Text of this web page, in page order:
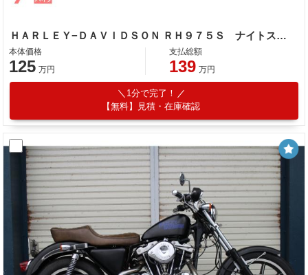
ＨＡＲＬＥＹ−ＤＡＶＩＤＳＯＮ ＲＨ９７５Ｓ ナイトスタースペシャル ＡＢＳ 前後ブレーキｂｒｅｍｂｏ クルーズコントロール 最新システム多数搭載
本体価格
125 万円
支払総額
139 万円
1分で完了！
【無料】見積・在庫確認